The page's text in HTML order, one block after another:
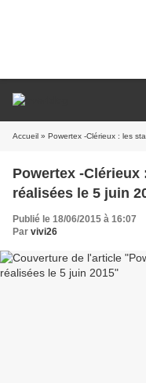
Accueil » Powertex -Clérieux : les
Powertex -
réalisées le 5 juin
Publié le 18/06/2015 à 16:07
Par vivi26